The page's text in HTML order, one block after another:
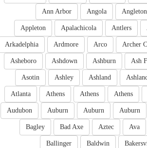
Angleton
Angola
Ann Arbor
Antlers
Apalachicola
Appleton
Archer
Arco
Ardmore
Arkadelphia
Ash
Ashburn
Ashdown
Asheboro
Ashland
Ashley
Asotin
Athens
Athens
Athens
Atlanta
Auburn
Auburn
Auburn
Audubon
Ava
Aztec
Bad Axe
Bagley
Baldwin
Ballinger